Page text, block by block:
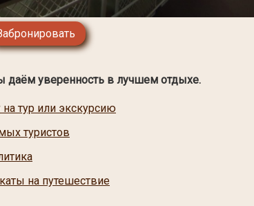
даём уверенность в лучшем отдыхе.
тур или экскурсию
туристов
на путешествие